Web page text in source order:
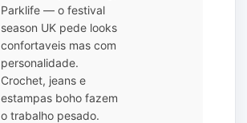
Parklife — o festival
season UK pede looks
confortaveis mas com
personalidade.
Crochet, jeans e
estampas boho fazem
o trabalho pesado.